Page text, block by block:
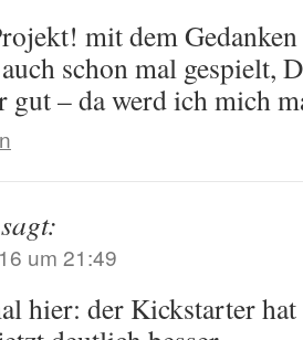
mit dem Gedanken
schon mal gespielt,
gut – da werd ich mich
sagt:
um 21:49
hier: der Kickstarter